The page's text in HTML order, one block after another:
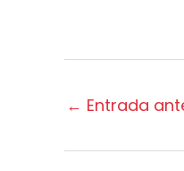
← Entrada